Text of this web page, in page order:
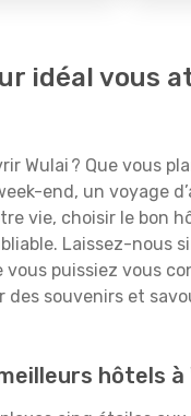
idéal vous
Wulai ? Que vous
end, un voyage
vie, choisir le bon
Laissez-nous
vous puissiez vous
des souvenirs et
hôtels à